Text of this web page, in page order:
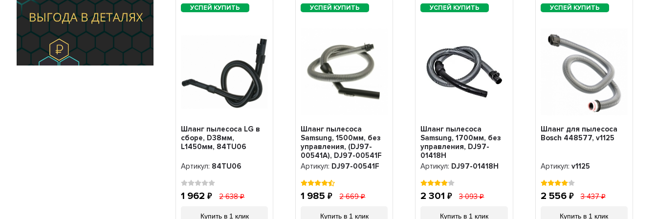
Шланг пылесоса LG в
сборе, D38мм,
L1450мм, 84TU06
Артикул: 84TU06
1 962 2 638
Купить в 1 клик
Шланг пылесоса
Samsung, 1500мм, без
управления, (DJ97-
00541A), DJ97-00541F
Артикул: DJ97-00541F
1 985 2 669
Купить в 1 клик
Шланг пылесоса
Samsung, 1700мм, без
управления, DJ97-
01418H
Артикул: DJ97-01418H
2 301 3 093
Купить в 1 клик
Шланг для пылесоса
Bosch 448577, v1125
Артикул: v1125
2 556 3 437
Купить в 1 клик